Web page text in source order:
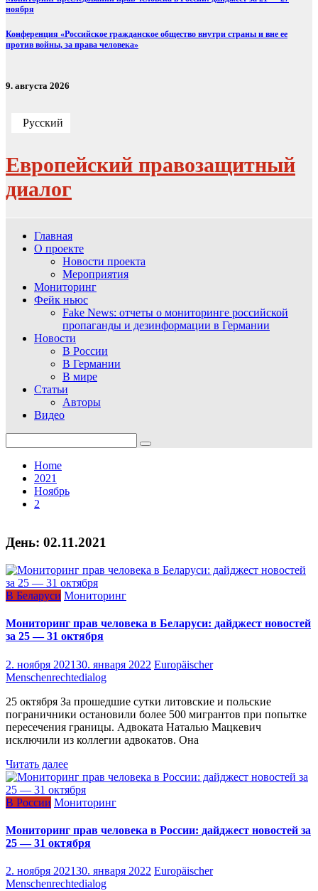
ноября
Конференция «Российское гражданское общество внутри страны и вне ее
против войны, за права человека»
9. августа 2026
Русский
Европейский правозащитный
диалог
Главная
О проекте
Новости проекта
Мероприятия
Мониторинг
Фейк ньюс
Fake News: отчеты о мониторинге российской
пропаганды и дезинформации в Германии
Новости
В России
В Германии
В мире
Статьи
Авторы
Видео
for:
Home
2021
Ноябрь
2
День: 02.11.2021
В Беларуси Мониторинг
Мониторинг прав человека в Беларуси: дайджест новостей
за 25 — 31 октября
2. ноября 202130. января 2022 Europäischer
Menschenrechtedialog
25 октября За прошедшие сутки литовские и польские
пограничники остановили более 500 мигрантов при попытке
пересечения границы. Адвоката Наталью Мацкевич
исключили из коллегии адвокатов. Она
Читать далее
В России Мониторинг
Мониторинг прав человека в России: дайджест новостей за
25 — 31 октября
2. ноября 202130. января 2022 Europäischer
Menschenrechtedialog